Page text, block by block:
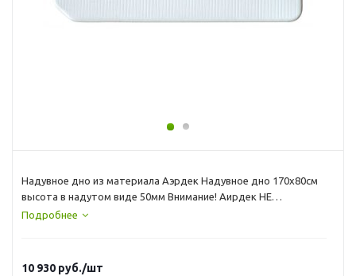
Надувное дно из материала Аэрдек Надувное дно 170х80см
высота в надутом виде 50мм Внимание! Аирдек НЕ
КИЛЬЕВЫХ ПВХ ЛОДОК ( этот лодки не имеющие надувной
Подробнее
10 930 руб./шт